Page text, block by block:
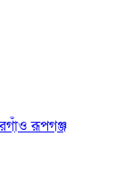
রূপগঞ্জ